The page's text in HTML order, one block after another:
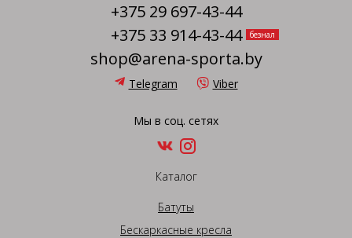
+375 29 697-43-44
+375 33 914-43-44
безнал
shop@arena-sporta.by
Telegram Viber
Мы в соц. сетях
Каталог
Батуты
Бескаркасные кресла